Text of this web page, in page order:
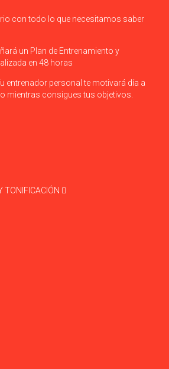
con todo lo que necesitamos saber
un Plan de Entrenamiento y
en 48 horas
entrenador personal te motivará día a
mientras consigues tus objetivos.
TONIFICACIÓN